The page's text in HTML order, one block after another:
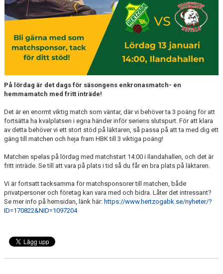
På lördag är det dags för säsongens enkronasmatch- en
hemmamatch med fritt inträde!
Det är en enormt viktig match som väntar, där vi behöver ta 3 poäng för att
fortsätta ha kvalplatsen i egna händer inför seriens slutspurt. För att klara
av detta behöver vi ett stort stöd på läktaren, så passa på att ta med dig ett
gäng till matchen och heja fram HBK till 3 viktiga poäng!
Matchen spelas på lördag med matchstart 14:00 i Ilandahallen, och det är
fritt inträde. Se till att vara på plats i tid så du får en bra plats på läktaren.
Vi är fortsatt tacksamma för matchsponsorer till matchen, både
privatpersoner och företag kan vara med och bidra. Låter det intressant?
Se mer info på hemsidan, länk här: https://www.hertzogabk.se/nyheter/?
ID=170822&NID=1097204